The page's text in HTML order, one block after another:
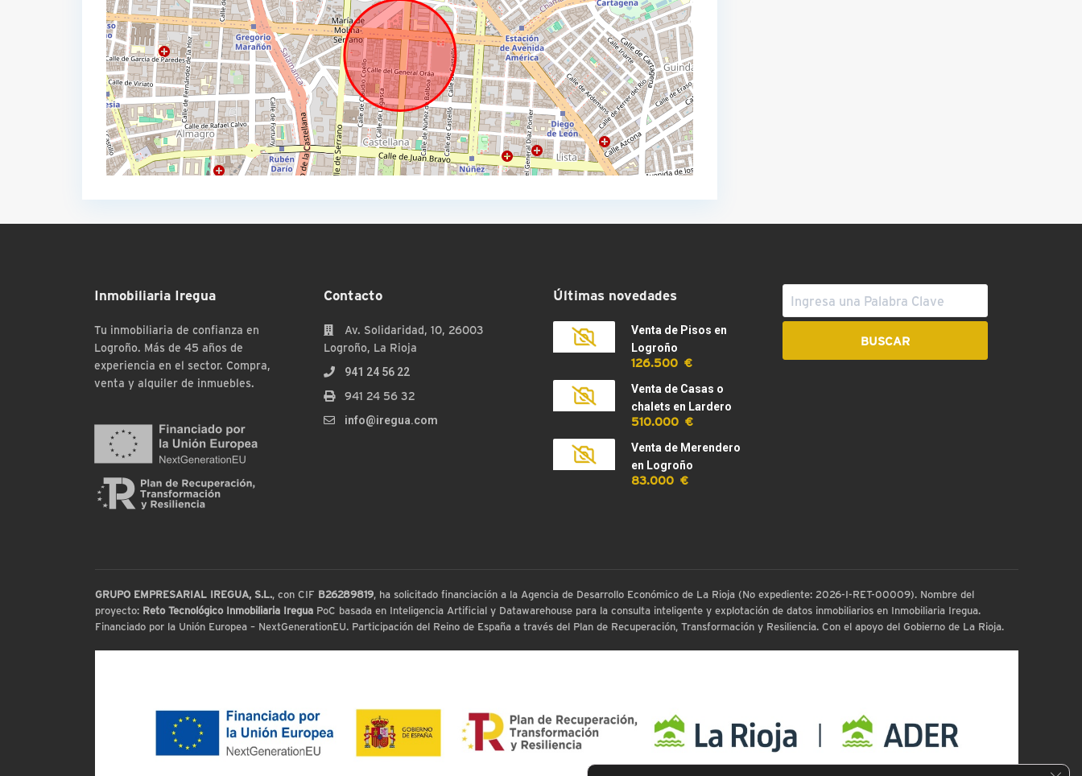
Inmobiliaria Iregua
Tu inmobiliaria de confianza en
Logroño. Más de 45 años de
experiencia en el sector. Compra,
venta y alquiler de inmuebles.
Contacto
Av. Solidaridad, 10, 26003
Logroño, La Rioja
941 24 56 22
941 24 56 32
info@iregua.com
Últimas novedades
Venta de Pisos en
Logroño
126.500 €
Venta de Casas o
chalets en Lardero
510.000 €
Venta de Merendero
en Logroño
83.000 €
GRUPO EMPRESARIAL IREGUA, S.L., con CIF B26289819, ha solicitado financiación a la Agencia de Desarrollo Económico de La Rioja (No expediente: 2026-I-RET-00009). Nombre del
proyecto: Reto Tecnológico Inmobiliaria IreguaPoC basada en Inteligencia Artificial y Datawarehouse para la consulta inteligente y explotación de datos inmobiliarios en Inmobiliaria Iregua.
Financiado por la Unión Europea – NextGenerationEU. Participación del Reino de España a través del Plan de Recuperación, Transformación y Resiliencia. Con el apoyo del Gobierno de La Rioja.